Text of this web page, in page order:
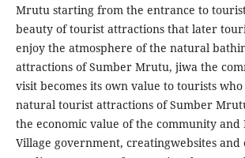
Mrutu starting from the entrance to
beauty of tourist attractions that later
enjoy the atmosphere of the natural
attractions of Sumber Mrutu, jiwa the
visit becomes its own value to tourists
natural tourist attractions of Sumber
the economic value of the community and
Village government, creatingwebsites and